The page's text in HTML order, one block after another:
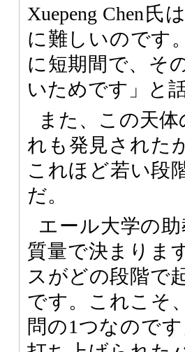
Xuepeng Chen
に難しいのです
に短期間で、そ
いためです」と
また、この天
れも発見された
これほど若い段
だ。
エール大学の
質量で決まりま
スがどの段階で
です。これこそ
問の1つなので